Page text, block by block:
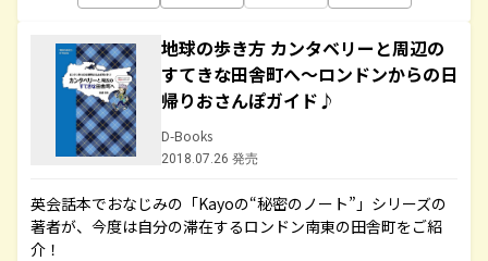
地球の歩き方 カンタベリーと周辺の
すてきな田舎町へ～ロンドンからの日
帰りおさんぽガイド♪
D-Books
2018.07.26 発売
英会話本でおなじみの「Kayoの“秘密のノート”」シリーズの
著者が、今度は自分の滞在するロンドン南東の田舎町をご紹
介！